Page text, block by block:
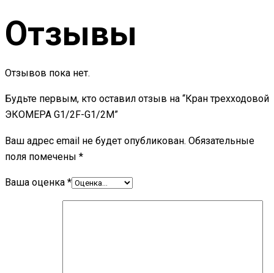
Отзывы
Отзывов пока нет.
Будьте первым, кто оставил отзыв на “Кран трехходовой
ЭКОМЕРА G1/2F-G1/2M”
Ваш адрес email не будет опубликован. Обязательные
поля помечены *
Ваша оценка *